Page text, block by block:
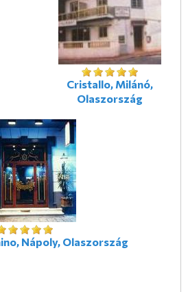
Cristallo, Milánó,
Olaszország
Nápoly, Olaszország